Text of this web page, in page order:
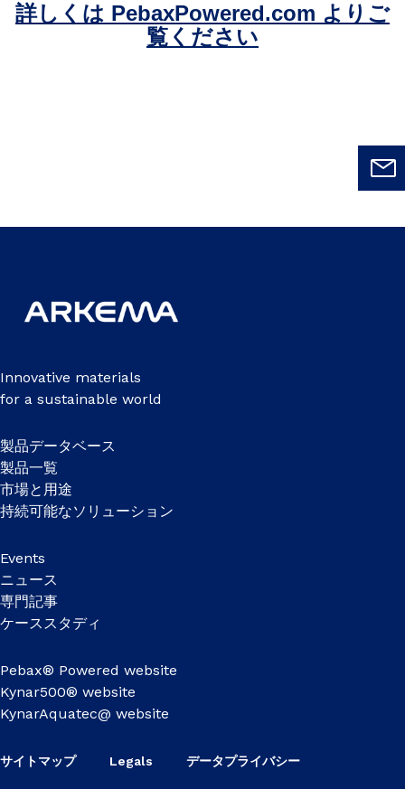
詳しくは PebaxPowered.com よりご
覧ください
Innovative materials
for a sustainable world
製品データベース
製品一覧
市場と用途
持続可能なソリューション
Events
ニュース
専門記事
ケーススタディ
Pebax® Powered website
Kynar500® website
KynarAquatec@ website
サイトマップ Legals データプライバシー